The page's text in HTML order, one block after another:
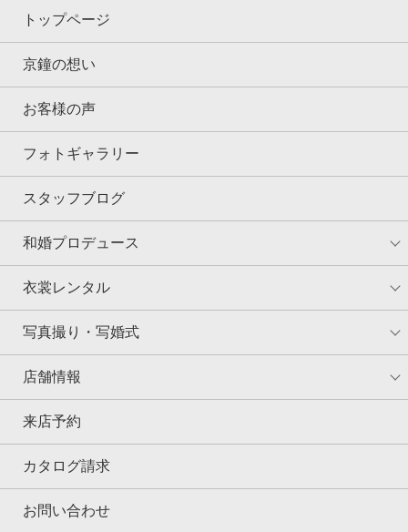
トップページ
京鐘の想い
お客様の声
フォトギャラリー
スタッフブログ
和婚プロデュース
衣裳レンタル
写真撮り・写婚式
店舗情報
来店予約
カタログ請求
お問い合わせ